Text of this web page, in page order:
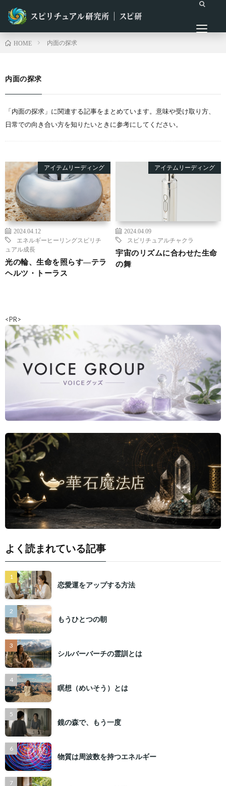
HOME 内面の探求
内面の探求
「内面の探求」に関連する記事をまとめています。意味や受け取り方、
日常での向き合い方を知りたいときに参考にしてください。
アイテムリーディング
2024.04.12
エネルギーヒーリングスピリチ
ュアル成長
光の輪、生命を照らす―テラ
ヘルツ・トーラス
アイテムリーディング
2024.04.09
スピリチュアルチャクラ
宇宙のリズムに合わせた生命
の舞
<PR>
よく読まれている記事
恋愛運をアップする方法
もうひとつの朝
シルバーバーチの霊訓とは
瞑想（めいそう）とは
鏡の森で、もう一度
物質は周波数を持つエネルギー